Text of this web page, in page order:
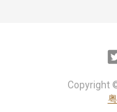
Copyright